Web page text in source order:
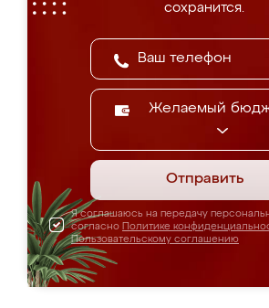
сохранится.
Желаемый
Отправить
Я соглашаюсь на передачу
согласно Политике
Пользовательскому соглашению